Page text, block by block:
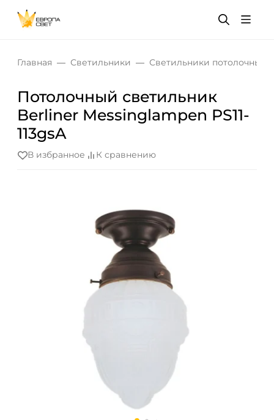
Главная Светильники Светильники потолочные
Потолочный светильник
Berliner Messinglampen PS11-
113gsA
В избранное К сравнению